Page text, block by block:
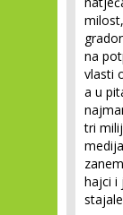
na
vlasti
a u
tri
hajci i